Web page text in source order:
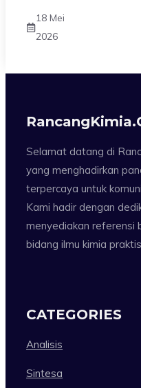
18 Mei
2026
Selamat datang di
yang menghadirkan
terpercaya untuk
Kami hadir dengan
menyediakan referensi
bidang ilmu kimia praktis.
CATEGORIES
Analisis
Sintesa